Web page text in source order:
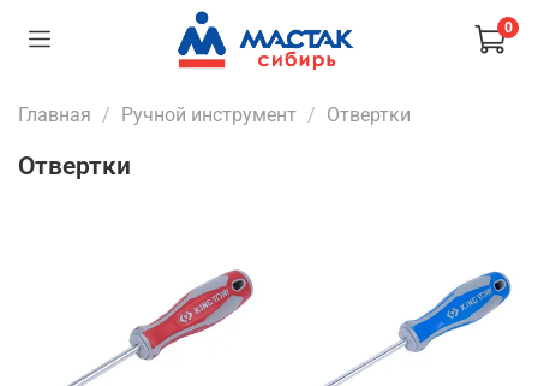
0
Главная Ручной инструмент Отвертки
Отвертки